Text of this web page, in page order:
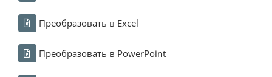
Преобразовать в Excel
Преобразовать в PowerPoint